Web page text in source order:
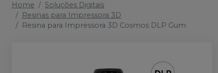
Home
Soluções Digitais
Resinas para Impressora 3D
Resina para Impressora 3D Cosmos DLP Gum